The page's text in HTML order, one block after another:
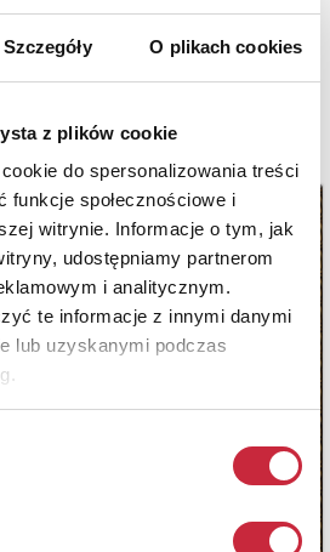
Szczegóły O plikach cookies
z plików cookie
do spersonalizowania treści
funkcje społecznościowe i
witrynie. Informacje o tym, jak
udostępniamy partnerom
i analitycznym.
te informacje z innymi danymi
lub uzyskanymi podczas